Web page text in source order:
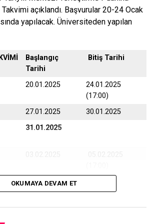
açıklandı. Başvurular 20-24 Ocak
yapılacak. Üniversiteden yapılan
Başlangıç
Tarihi
Bitiş Tarihi
20.01.2025
24.01.2025
(17:00)
27.01.2025
30.01.2025
31.01.2025
06.02.2025
(17:00)
OKUMAYA DEVAM ET